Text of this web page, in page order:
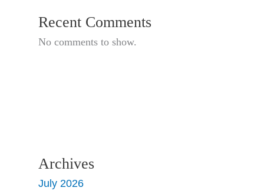
Recent Comments
No comments to show.
Archives
July 2026